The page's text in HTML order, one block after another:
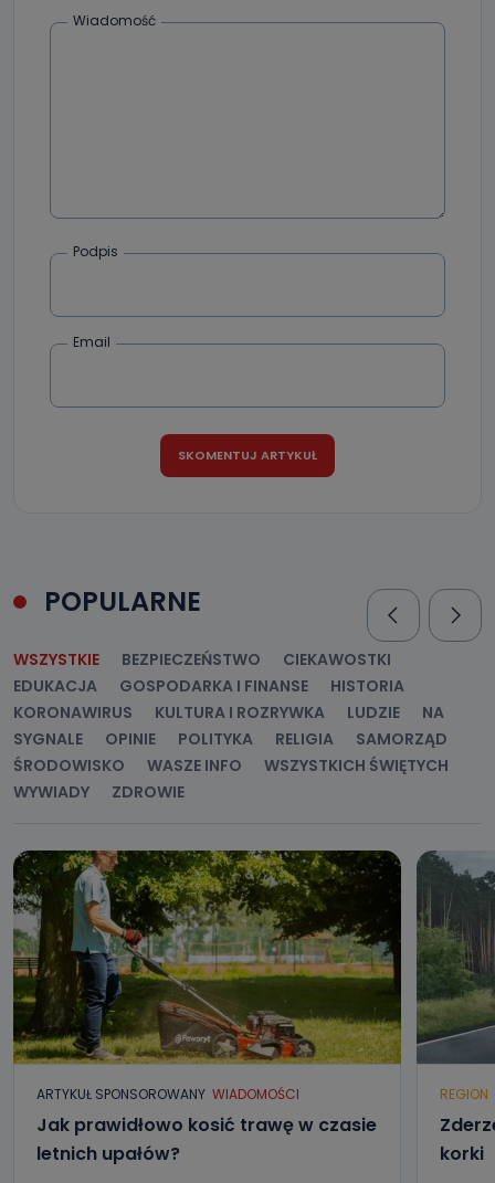
Wiadomość
Podpis
Email
POPULARNE
WSZYSTKIE BEZPIECZEŃSTWO
CIEKAWOSTKI
EDUKACJA
GOSPODARKA I FINANSE
HISTORIA
KORONAWIRUS
KULTURA I ROZRYWKA LUDZIE
NA
SYGNALE
OPINIE POLITYKA RELIGIA
SAMORZĄD
ŚRODOWISKO
WASZE INFO
WSZYSTKICH ŚWIĘTYCH
WYWIADY
ZDROWIE
ARTYKUŁ SPONSOROWANY WIADOMOŚCI
Jak prawidłowo kosić trawę w czasie
letnich upałów?
REGION
korki